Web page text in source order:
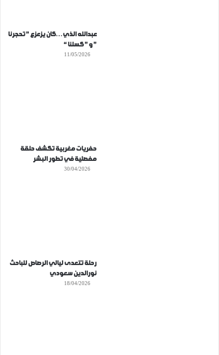
عبدالله الذي…كان يزعزع ” تحجرنا
” و ” كسلنا “
11/05/2026
حفريات مغربية تكشف حلقة
مفصلية في تطور البشر
30/04/2026
رحلة تتعدى ليالي الرصاص للباحث
نورالدين سعودي
18/04/2026